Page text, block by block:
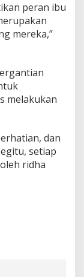
peran ibu
mereka,”
melakukan
dan
setiap
ridha